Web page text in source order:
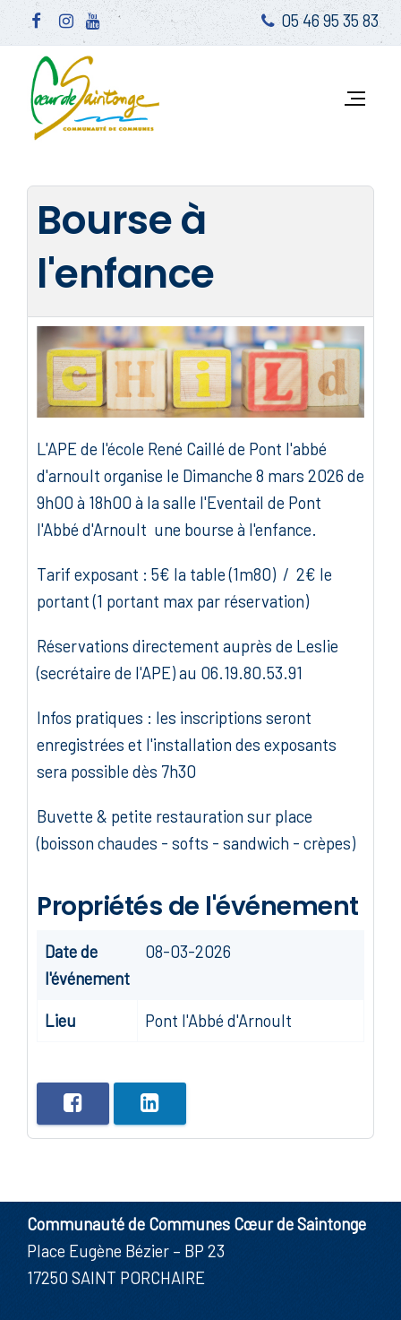
05 46 95 35 83
Bourse à
l'enfance
L'APE de l'école René Caillé de Pont l'abbé
d'arnoult organise le Dimanche 8 mars 2026 de
9h00 à 18h00 à la salle l'Eventail de Pont
l'Abbé d'Arnoult une bourse à l'enfance.
Tarif exposant : 5€ la table (1m80) / 2€ le
portant (1 portant max par réservation)
Réservations directement auprès de Leslie
(secrétaire de l'APE) au 06.19.80.53.91
Infos pratiques : les inscriptions seront
enregistrées et l'installation des exposants
sera possible dès 7h30
Buvette & petite restauration sur place
(boisson chaudes - softs - sandwich - crèpes)
Propriétés de l'événement
Date de
l'événement
08-03-2026
Lieu Pont l'Abbé d'Arnoult
Communauté de Communes Cœur de Saintonge
Place Eugène Bézier – BP 23
17250 SAINT PORCHAIRE